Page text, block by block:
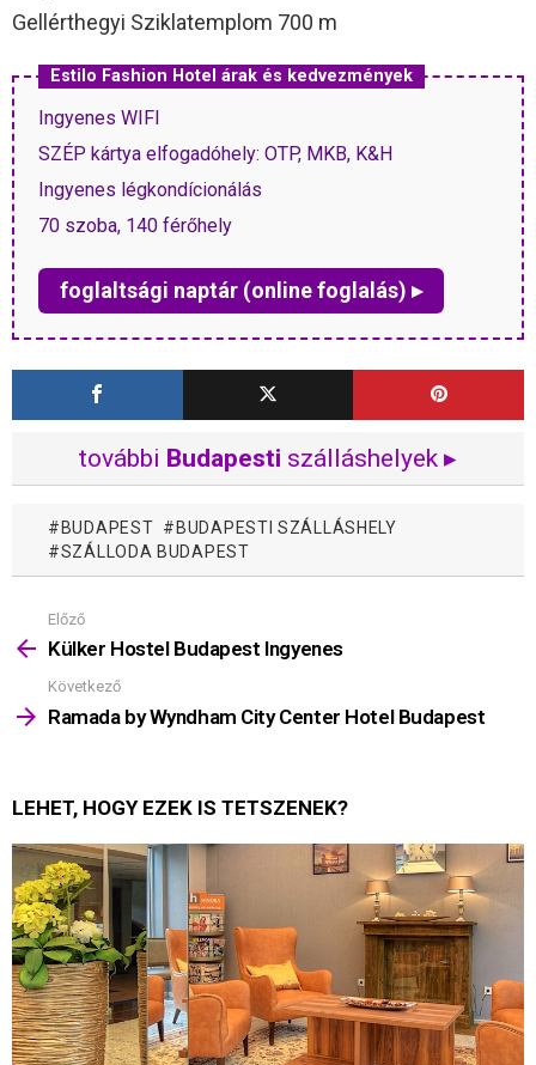
Gellérthegyi Sziklatemplom 700 m
Estilo Fashion Hotel árak és kedvezmények
Ingyenes WIFI
SZÉP kártya elfogadóhely: OTP, MKB, K&H
Ingyenes légkondícionálás
70 szoba, 140 férőhely
foglaltsági naptár (online foglalás) ▸
további Budapesti szálláshelyek ▸
BUDAPEST
BUDAPESTI SZÁLLÁSHELY
SZÁLLODA BUDAPEST
Mutass
többet
Előző
Külker Hostel Budapest Ingyenes
Következő
Ramada by Wyndham City Center Hotel Budapest
LEHET, HOGY EZEK IS TETSZENEK?